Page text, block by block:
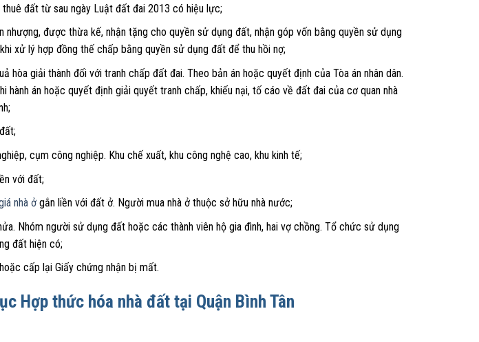
đất từ sau ngày Luật đất đai 2013 có hiệu lực;
nhượng, được thừa kế, nhận tặng cho quyền sử dụng đất, nhận góp vốn bằng quyền sử dụng
xử lý hợp đồng thế chấp bằng quyền sử dụng đất để thu hồi nợ;
hòa giải thành đối với tranh chấp đất đai. Theo bản án hoặc quyết định của Tòa án nhân dân.
hành án hoặc quyết định giải quyết tranh chấp, khiếu nại, tố cáo về đất đai của cơ quan nhà
cụm công nghiệp. Khu chế xuất, khu công nghệ cao, khu kinh tế;
với đất;
nhà ởgắn liền với đất ở. Người mua nhà ở thuộc sở hữu nhà nước;
Nhóm người sử dụng đất hoặc các thành viên hộ gia đình, hai vợ chồng. Tổ chức sử dụng
đất hiện có;
cấp lại Giấy chứng nhận bị mất.
Hợp thức hóa nhà đất tại Quận Bình Tân